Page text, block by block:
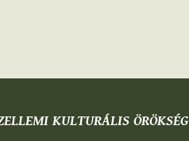
KULTURÁLIS ÖRÖKSÉG